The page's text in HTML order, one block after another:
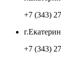
+7 (343)
+7 (343)